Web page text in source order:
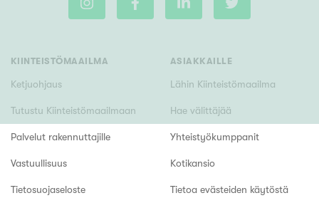
KIINTEISTÖMAAILMA
Ketjuohjaus
Tutustu Kiinteistömaailmaan
Palvelut rakennuttajille
Vastuullisuus
Tietosuojaseloste
ASIAKKAILLE
Lähin Kiinteistömaailma
Hae välittäjää
Yhteistyökumppanit
Kotikansio
Tietoa evästeiden käytöstä